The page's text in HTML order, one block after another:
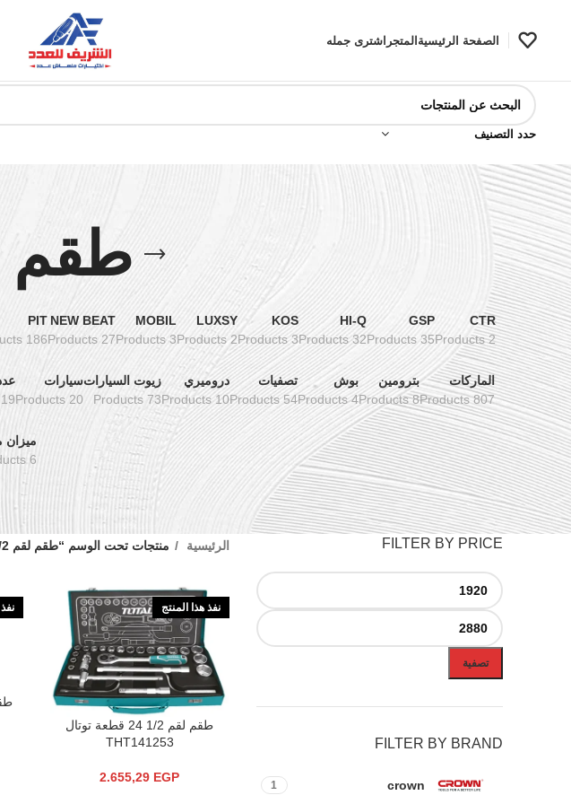
الصفحة الرئيسيةالمتجر اشترى جمله
حدد التصنيف
طقم
CTR
2 Products
GSP
35 Products
HI-Q
32 Products
KOS
3 Products
LUXSY
2 Products
MOBIL
3 Products
NEW BEAT
27 Products
PIT
186 Products
الماركات
807 Products
بترومين
8 Products
بوش
4 Products
تصفيات
54 Products
دروميري
10 Products
زيوت السيارات
73 Products
سيارات
20 Products
19 Products
ميزان
6 Products
FILTER BY PRICE
تصفية
FILTER BY BRAND
crown
1
الرئيسية منتجات تحت الوسم “طقم لقم 1/2”
نفذ هذا المنتج
قراءة المزيد
طقم لقم 1/2 24 قطعة توتال
THT141253
2.655,29 EGP